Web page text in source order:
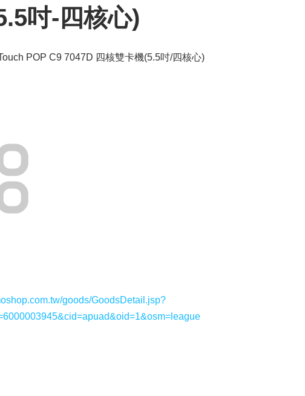
吋-四核心)
POP C9 7047D 四核雙卡機(5.5吋/四核心)
goods/GoodsDetail.jsp?